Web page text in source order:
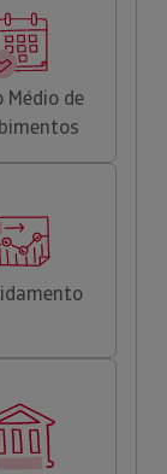
Médio de